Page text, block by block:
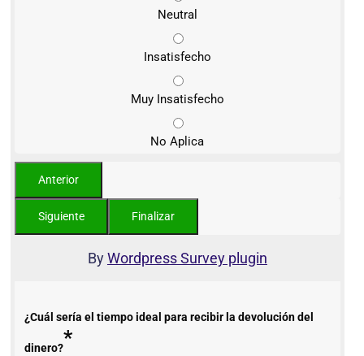
Neutral
Insatisfecho
Muy Insatisfecho
No Aplica
ByWordpress Survey plugin
¿Cuál sería el tiempo ideal para recibir la devolución del
dinero?*